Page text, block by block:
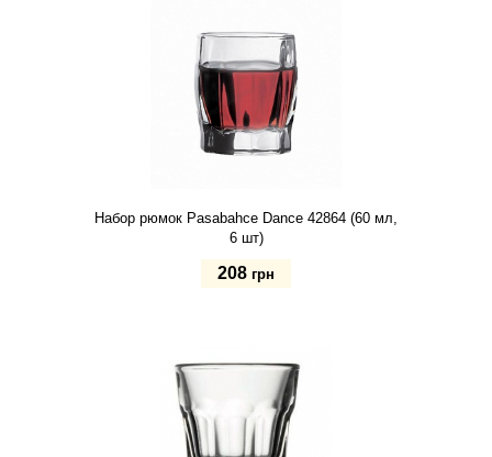
Набор рюмок Pasabahce Danсe 42864 (60 мл,
6 шт)
208 грн